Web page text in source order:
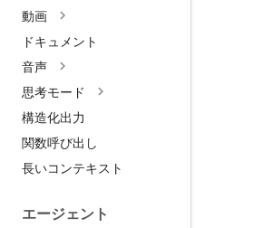
動画
ドキュメント
音声
思考モード
構造化出力
関数呼び出し
長いコンテキスト
エージェント